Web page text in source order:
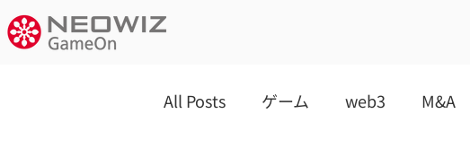
All Posts ゲーム web3 M&A